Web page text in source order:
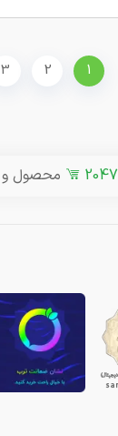
1
2
3
محصول و